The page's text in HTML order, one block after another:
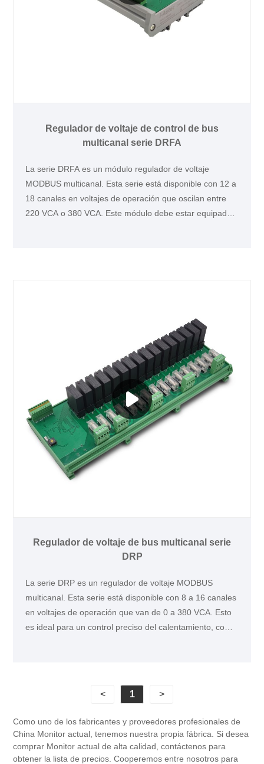
Regulador de voltaje de control de bus
multicanal serie DRFA
La serie DRFA es un módulo regulador de voltaje
MODBUS multicanal. Esta serie está disponible con 12 a
18 canales en voltajes de operación que oscilan entre
220 VCA o 380 VCA. Este módulo debe estar equipado
Regulador de voltaje de bus multicanal serie
DRP
La serie DRP es un regulador de voltaje MODBUS
multicanal. Esta serie está disponible con 8 a 16 canales
en voltajes de operación que van de 0 a 380 VCA. Esto
es ideal para un control preciso del calentamiento, como
< 1 >
Como uno de los fabricantes y proveedores profesionales de
China Monitor actual, tenemos nuestra propia fábrica. Si desea
comprar Monitor actual de alta calidad, contáctenos para
obtener la lista de precios. Cooperemos entre nosotros para